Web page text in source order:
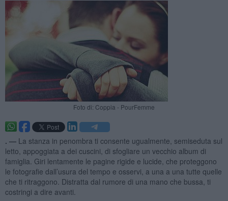
Foto di: Coppia - PourFemme
. — La stanza in penombra ti consente ugualmente, semiseduta sul
letto, appoggiata a dei cuscini, di sfogliare un vecchio album di
famiglia. Giri lentamente le pagine rigide e lucide, che proteggono
le fotografie dall’usura del tempo e osservi, a una a una tutte quelle
che ti ritraggono. Distratta dal rumore di una mano che bussa, ti
costringi a dire avanti.